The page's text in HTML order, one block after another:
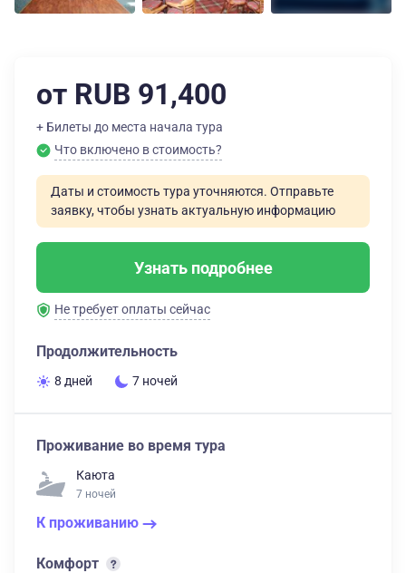
от RUB 91,400
+ Билеты до места начала тура
Что включено в стоимость?
Даты и стоимость тура уточняются. Отправьте
заявку, чтобы узнать актуальную информацию
Узнать подробнее
Не требует оплаты сейчас
Продолжительность
8 дней 7 ночей
Проживание во время тура
Каюта
7 ночей
К проживанию
Комфорт